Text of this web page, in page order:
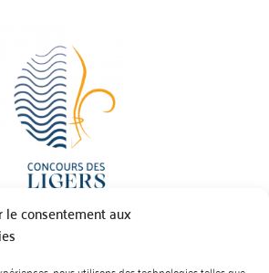
le consentement aux